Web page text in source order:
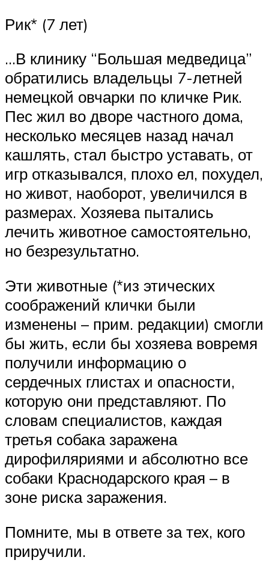
Рик* (7 лет)
…В клинику “Большая медведица”
обратились владельцы 7-летней
немецкой овчарки по кличке Рик.
Пес жил во дворе частного дома,
несколько месяцев назад начал
кашлять, стал быстро уставать, от
игр отказывался, плохо ел, похудел,
но живот, наоборот, увеличился в
размерах. Хозяева пытались
лечить животное самостоятельно,
но безрезультатно.
Эти животные (*из этических
соображений клички были
изменены – прим. редакции) смогли
бы жить, если бы хозяева вовремя
получили информацию о
сердечных глистах и опасности,
которую они представляют. По
словам специалистов, каждая
третья собака заражена
дирофиляриями и абсолютно все
собаки Краснодарского края – в
зоне риска заражения.
Помните, мы в ответе за тех, кого
приручили.